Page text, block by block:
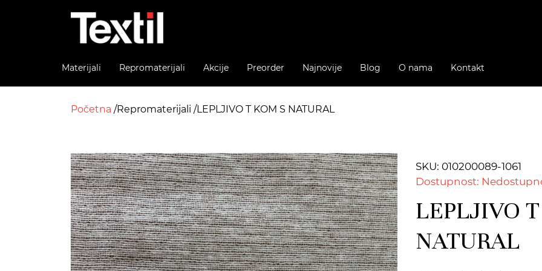
Materijali Repromaterijali Akcije Preorder Najnovije Blog O nama Kontakt
Početna Repromaterijali LEPLJIVO T KOM S NATURAL
SKU: 010200089-1061
Dostupnost:
LEPLJIVO
NATURAL